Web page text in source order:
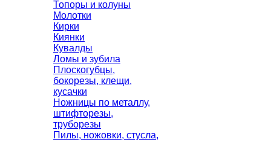
Топоры и колуны
Молотки
Кирки
Киянки
Кувалды
Ломы и зубила
Плоскогубцы,
бокорезы, клещи,
кусачки
Ножницы по металлу,
штифторезы,
труборезы
Пилы, ножовки, стусла,